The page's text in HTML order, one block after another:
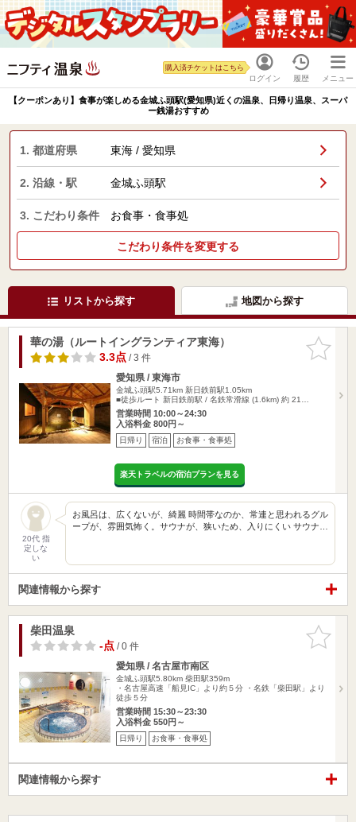
ログイン
購入済チケットはこちら
履歴 メニュー
【クーポンあり】食事が楽しめる金城ふ頭駅(愛知県)近くの温泉、日帰り温泉、スーパ
ー銭湯おすすめ
1. 都道府県 東海 / 愛知県
2. 沿線・駅 金城ふ頭駅
3. こだわり条件 お食事・食事処
こだわり条件を変更する
リストから探す 地図から探す
お気に入
りに追加
華の湯（ルートイングランティア東海）
3.3点/ 3 件
愛知県 / 東海市
金城ふ頭駅5.71km 新日鉄前駅1.05km
■徒歩ルート 新日鉄前駅 / 名鉄常滑線 (1.6km) 約 21…
営業時間 10:00～24:30
入浴料金 800円～
日帰り 宿泊 お食事・食事処
楽天トラベルの宿泊プランを見る
20代 指
定しな
い
お風呂は、広くないが、綺麗 時間帯なのか、常連と思われるグル
ープが、雰囲気怖く。サウナが、狭いため、入りにくい サウナ…
関連情報から探す
お気に入
りに追加
柴田温泉
-点/ 0 件
愛知県 / 名古屋市南区
金城ふ頭駅5.80km 柴田駅359m
・名古屋高速「船見IC」より約５分 ・名鉄「柴田駅」より
徒歩５分
営業時間 15:30～23:30
入浴料金 550円～
日帰り お食事・食事処
関連情報から探す